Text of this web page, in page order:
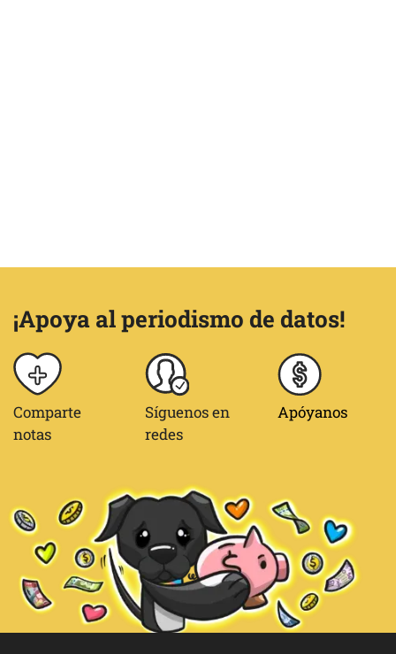
¡Apoya al periodismo de datos!
Comparte
notas
Síguenos en
redes
Apóyanos